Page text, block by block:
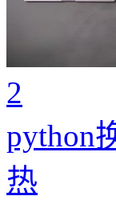
2
python
热